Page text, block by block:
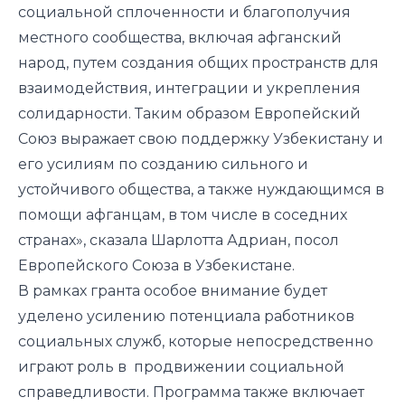
социальной сплоченности и благополучия
местного сообщества, включая афганский
народ, путем создания общих пространств для
взаимодействия, интеграции и укрепления
солидарности. Таким образом Европейский
Союз выражает свою поддержку Узбекистану и
его усилиям по созданию сильного и
устойчивого общества, а также нуждающимся в
помощи афганцам, в том числе в соседних
странах», сказала Шарлотта Адриан, посол
Европейского Союза в Узбекистане.
В рамках гранта особое внимание будет
уделено усилению потенциала работников
социальных служб, которые непосредственно
играют роль в продвижении социальной
справедливости. Программа также включает